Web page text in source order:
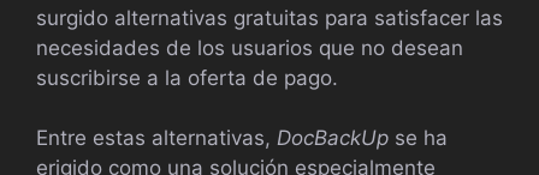
surgido alternativas gratuitas para satisfacer las
necesidades de los usuarios que no desean
suscribirse a la oferta de pago.
Entre estas alternativas, DocBackUp se ha
erigido como una solución especialmente